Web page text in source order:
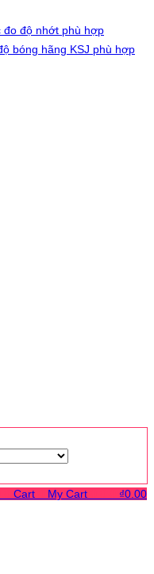
đo độ nhớt phù hợp
bóng hãng KSJ phù hợp
Cart My Cart ₫0.00